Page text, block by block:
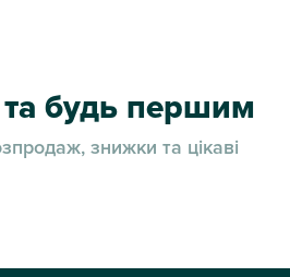
будь першим
знижки та цікаві